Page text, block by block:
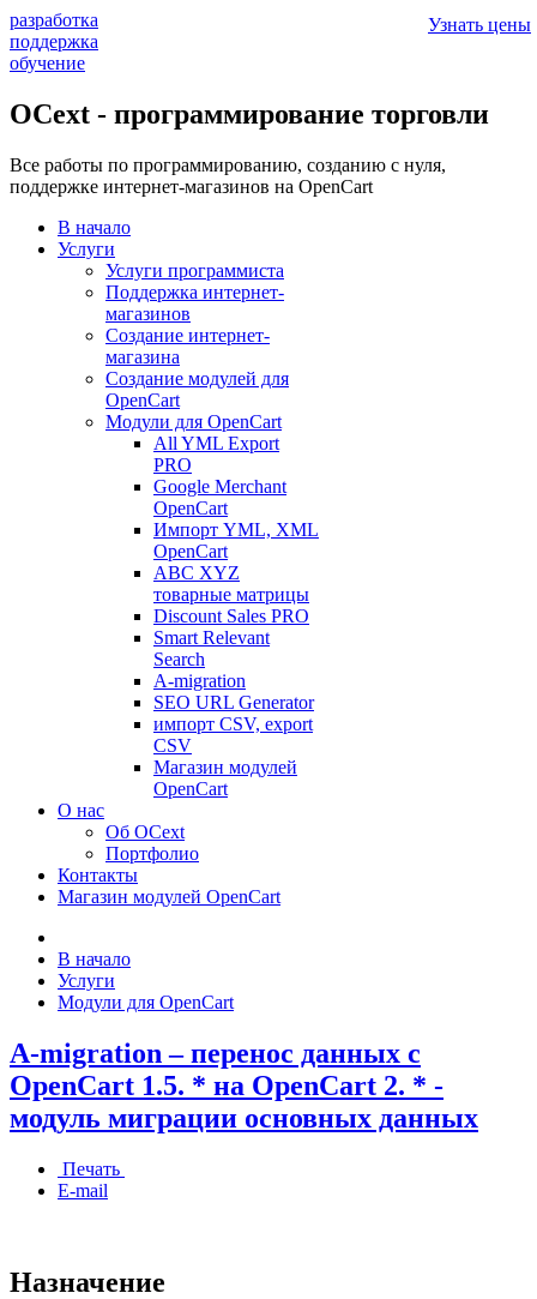
разработка
поддержка
обучение
OCext - программирование торговли
Все работы по программированию, созданию с нуля,
поддержке интернет-магазинов на OpenCart
В начало
Услуги
Услуги программиста
Поддержка интернет-
магазинов
Создание интернет-
магазина
Создание модулей для
OpenCart
Модули для OpenCart
All YML Export
PRO
Google Merchant
OpenCart
Импорт YML, XML
OpenCart
ABC XYZ
товарные матрицы
Discount Sales PRO
Smart Relevant
Search
A-migration
SEO URL Generator
импорт CSV, export
CSV
Магазин модулей
OpenCart
О нас
Об OCext
Портфолио
Контакты
Магазин модулей OpenCart
Узнать цены
В начало
Услуги
Модули для OpenCart
A-migration – перенос данных с
OpenCart 1.5. * на OpenCart 2. * -
модуль миграции основных данных
Печать
E-mail
Назначение